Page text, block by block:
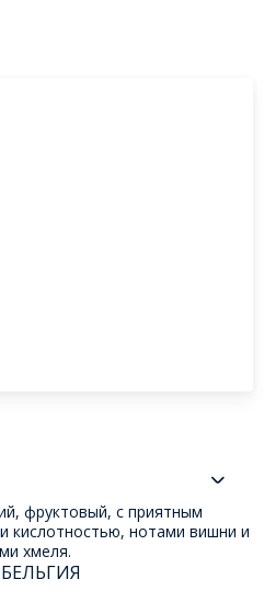
фруктовый, с приятным
кислотностью, нотами вишни и
хмеля.